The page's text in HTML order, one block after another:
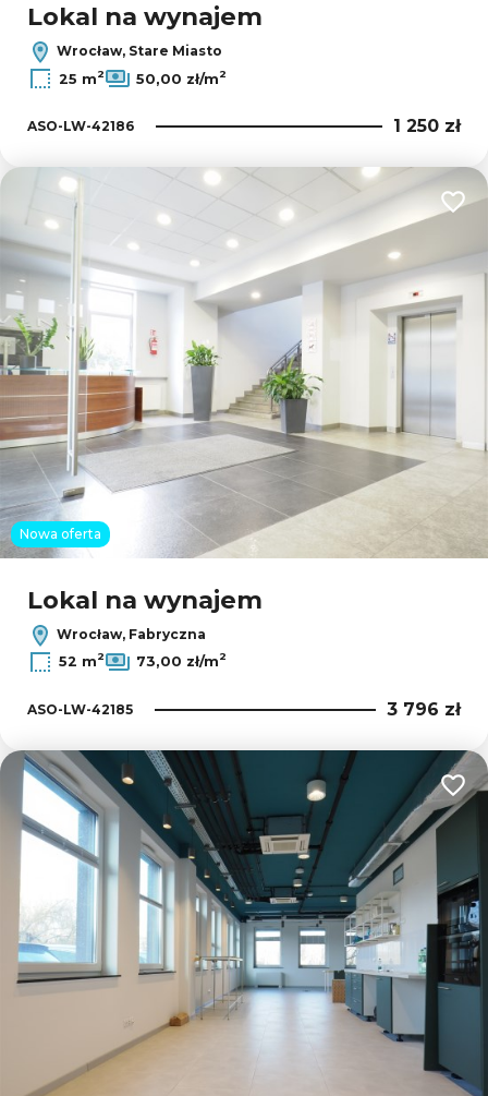
Lokal na wynajem
Wrocław, Stare Miasto
25 m2 50,00 zł/m2
ASO-LW-42186 1 250 zł
Nowa oferta
Lokal na wynajem
Wrocław, Fabryczna
52 m2 73,00 zł/m2
ASO-LW-42185 3 796 zł